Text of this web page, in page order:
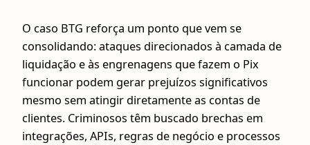
O caso BTG reforça um ponto que vem se
consolidando: ataques direcionados à camada de
liquidação e às engrenagens que fazem o Pix
funcionar podem gerar prejuízos significativos
mesmo sem atingir diretamente as contas de
clientes. Criminosos têm buscado brechas em
integrações, APIs, regras de negócio e processos